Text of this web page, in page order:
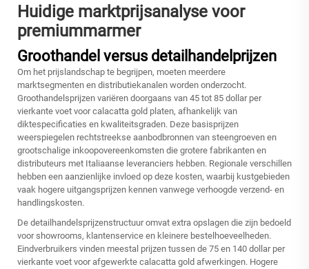
Huidige marktprijsanalyse voor
premiummarmer
Groothandel versus detailhandelprijzen
Om het prijslandschap te begrijpen, moeten meerdere
marktsegmenten en distributiekanalen worden onderzocht.
Groothandelsprijzen variëren doorgaans van 45 tot 85 dollar per
vierkante voet voor calacatta gold platen, afhankelijk van
diktespecificaties en kwaliteitsgraden. Deze basisprijzen
weerspiegelen rechtstreekse aanbodbronnen van steengroeven en
grootschalige inkoopovereenkomsten die grotere fabrikanten en
distributeurs met Italiaanse leveranciers hebben. Regionale verschillen
hebben een aanzienlijke invloed op deze kosten, waarbij kustgebieden
vaak hogere uitgangsprijzen kennen vanwege verhoogde verzend- en
handlingskosten.
De detailhandelsprijzenstructuur omvat extra opslagen die zijn bedoeld
voor showrooms, klantenservice en kleinere bestelhoeveelheden.
Eindverbruikers vinden meestal prijzen tussen de 75 en 140 dollar per
vierkante voet voor afgewerkte calacatta gold afwerkingen. Hogere